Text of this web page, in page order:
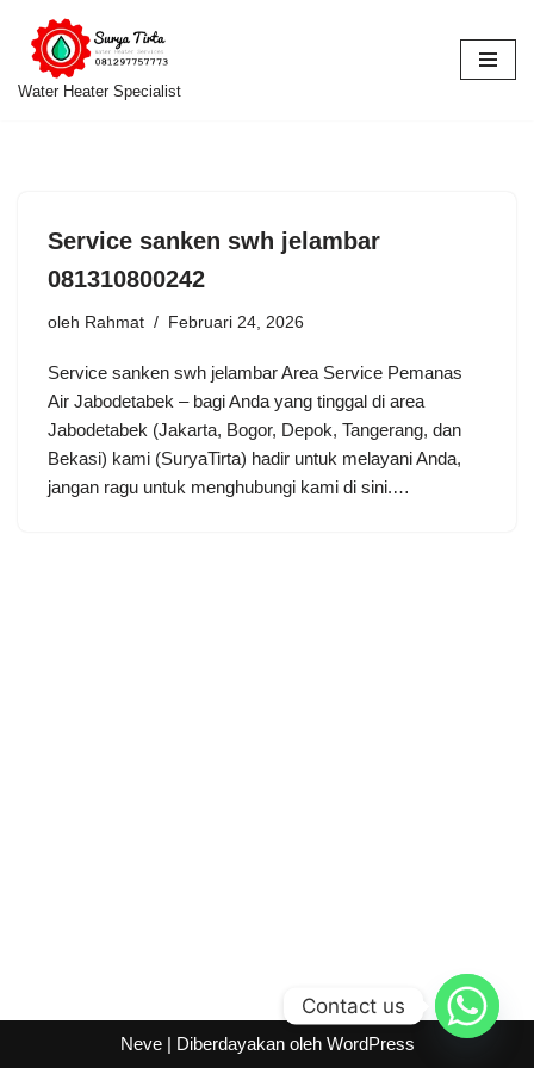
Lompat
ke
Water Heater Specialist
Service sanken swh jelambar
081310800242
oleh Rahmat Februari 24, 2026
Service sanken swh jelambar Area Service Pemanas
Air Jabodetabek – bagi Anda yang tinggal di area
Jabodetabek (Jakarta, Bogor, Depok, Tangerang, dan
Bekasi) kami (SuryaTirta) hadir untuk melayani Anda,
jangan ragu untuk menghubungi kami di sini.…
Neve| Diberdayakan oleh WordPress
Contact us